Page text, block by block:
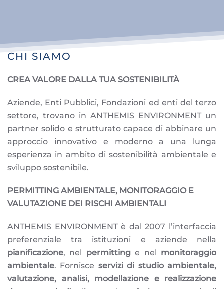
CHI SIAMO
CREA VALORE DALLA TUA SOSTENIBILITÀ
Aziende, Enti Pubblici, Fondazioni ed enti del terzo
settore, trovano in ANTHEMIS ENVIRONMENT un
partner solido e strutturato capace di abbinare un
approccio innovativo e moderno a una lunga
esperienza in ambito di sostenibilità ambientale e
sviluppo sostenibile.
PERMITTING AMBIENTALE, MONITORAGGIO E
VALUTAZIONE DEI RISCHI AMBIENTALI
ANTHEMIS ENVIRONMENT è dal 2007 l’interfaccia
preferenziale tra istituzioni e aziende nella
pianificazione, nel permittinge nel monitoraggio
ambientale. Fornisce servizi di studio ambientale,
valutazione, analisi, modellazione e realizzazione